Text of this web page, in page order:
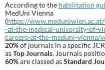
According to the habilitation
MedUni Vienna
(https://
-at-the-medical-university-of-
careers-at-the-meduni-vienna/
20%of journals in a specific
asTop Journals. Journals
60%are classed asStandard